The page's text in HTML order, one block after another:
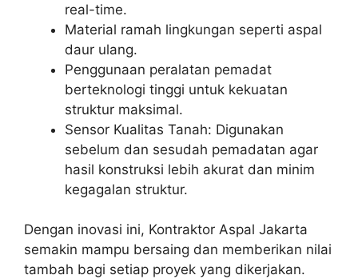
real-time.
Material ramah lingkungan seperti aspal
daur ulang.
Penggunaan peralatan pemadat
berteknologi tinggi untuk kekuatan
struktur maksimal.
Sensor Kualitas Tanah: Digunakan
sebelum dan sesudah pemadatan agar
hasil konstruksi lebih akurat dan minim
kegagalan struktur.
Dengan inovasi ini, Kontraktor Aspal Jakarta
semakin mampu bersaing dan memberikan nilai
tambah bagi setiap proyek yang dikerjakan.